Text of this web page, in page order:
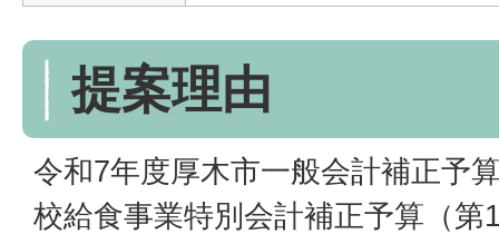
提案理由
令和7年度厚木市一般会計補正予
校給食事業特別会計補正予算（第